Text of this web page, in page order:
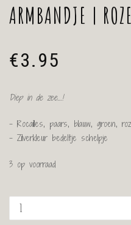
ARMBANDJE |
€3.95
Diep in de zee….!
– Rocailles, paars, blauw, groen,
– Zilverkleur bedeltje schelpje
3 op voorraad